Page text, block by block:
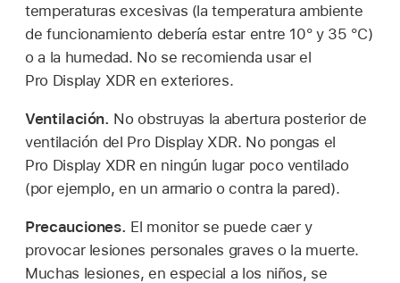
temperaturas excesivas (la temperatura ambiente
de funcionamiento debería estar entre 10° y 35 °C)
o a la humedad. No se recomienda usar el
Pro Display XDR en exteriores.
Ventilación. No obstruyas la abertura posterior de
ventilación del Pro Display XDR. No pongas el
Pro Display XDR en ningún lugar poco ventilado
(por ejemplo, en un armario o contra la pared).
Precauciones. El monitor se puede caer y
provocar lesiones personales graves o la muerte.
Muchas lesiones, en especial a los niños, se